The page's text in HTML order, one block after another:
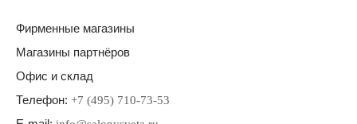
Фирменные магазины
Магазины партнёров
Офис и склад
Телефон: +7 (495) 710-73-53